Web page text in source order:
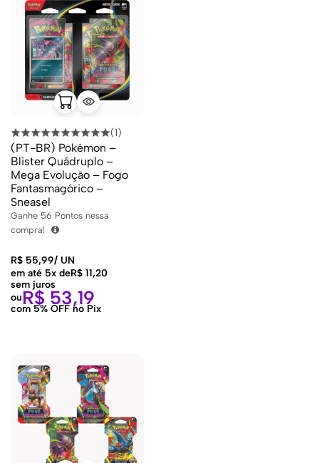
(1)
(PT-BR) Pokémon –
Blister Quádruplo –
Mega Evolução – Fogo
Fantasmagórico –
Sneasel
Ganhe 56 Pontos nessa
compra!
R$ 55,99/ UN
em até 5x deR$ 11,20
sem juros
ouR$ 53,19
com 5% OFF no Pix